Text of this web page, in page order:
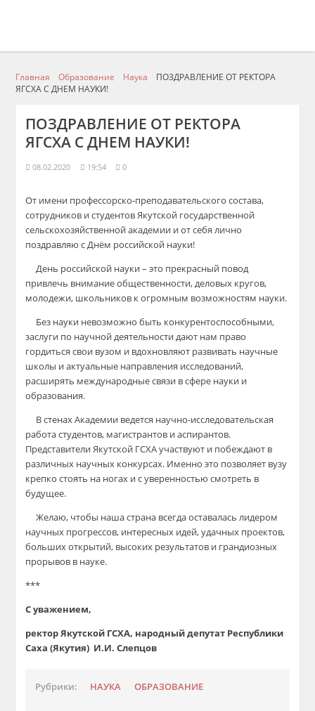
Главная Образование Наука
ПОЗДРАВЛЕНИЕ ОТ РЕКТОРА
ЯГСХА С ДНЕМ НАУКИ!
ПОЗДРАВЛЕНИЕ ОТ РЕКТОРА
ЯГСХА С ДНЕМ НАУКИ!
08.02.2020 19:54 0
От имени профессорско-преподавательского состава,
сотрудников и студентов Якутской государственной
сельскохозяйственной академии и от себя лично
поздравляюс Днём российской науки!
День российской науки – это прекрасный повод
привлечь внимание общественности, деловых кругов,
молодежи, школьников к огромным возможностям науки.
Без науки невозможно быть конкурентоспособными,
заслуги по научной деятельности дают нам право
гордиться свои вузом и вдохновляют развивать научные
школы и актуальные направления исследований,
расширять международные связи в сфере науки и
образования.
В стенах Академии ведется научно-исследовательская
работа студентов, магистрантов и аспирантов.
ПредставителиЯкутской ГСХА участвуют и побеждают в
различных научных конкурсах. Именно это позволяет вузу
крепко стоять на ногах и с уверенностью смотреть в
будущее.
Желаю, чтобы наша страна всегда оставалась лидером
научных прогрессов, интересных идей, удачных проектов,
больших открытий, высоких результатов и грандиозных
прорывов в науке.
***
С уважением,
ректорЯкутской ГСХА, народный депутат Республики
Саха (Якутия) И.И. Слепцов
Рубрики: НАУКА ОБРАЗОВАНИЕ